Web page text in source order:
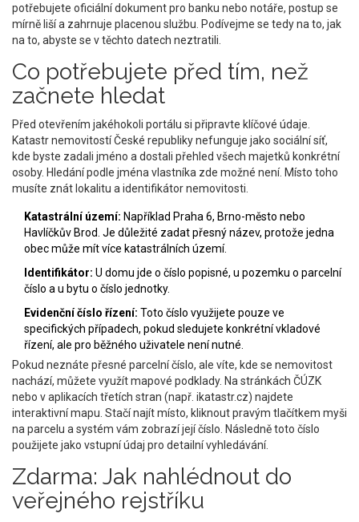
potřebujete oficiální dokument pro banku nebo notáře, postup se
mírně liší a zahrnuje placenou službu. Podívejme se tedy na to, jak
na to, abyste se v těchto datech neztratili.
Co potřebujete před tím, než
začnete hledat
Před otevřením jakéhokoli portálu si připravte klíčové údaje.
Katastr nemovitostí České republiky nefunguje jako sociální síť,
kde byste zadali jméno a dostali přehled všech majetků konkrétní
osoby. Hledání podle jména vlastníka zde možné není. Místo toho
musíte znát lokalitu a identifikátor nemovitosti.
Katastrální území: Například Praha 6, Brno-město nebo
Havlíčkův Brod. Je důležité zadat přesný název, protože jedna
obec může mít více katastrálních území.
Identifikátor: U domu jde o číslo popisné, u pozemku o parcelní
číslo a u bytu o číslo jednotky.
Evidenční číslo řízení: Toto číslo využijete pouze ve
specifických případech, pokud sledujete konkrétní vkladové
řízení, ale pro běžného uživatele není nutné.
Pokud neznáte přesné parcelní číslo, ale víte, kde se nemovitost
nachází, můžete využít mapové podklady. Na stránkách ČÚZK
nebo v aplikacích třetích stran (např. ikatastr.cz) najdete
interaktivní mapu. Stačí najít místo, kliknout pravým tlačítkem myši
na parcelu a systém vám zobrazí její číslo. Následně toto číslo
použijete jako vstupní údaj pro detailní vyhledávání.
Zdarma: Jak nahlédnout do
veřejného rejstříku